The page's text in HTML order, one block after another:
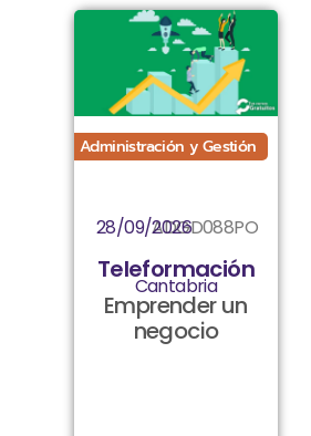
Administración y Gestión
ADGD088PO
28/09/2026
Teleformación
Cantabria
Emprender un
negocio